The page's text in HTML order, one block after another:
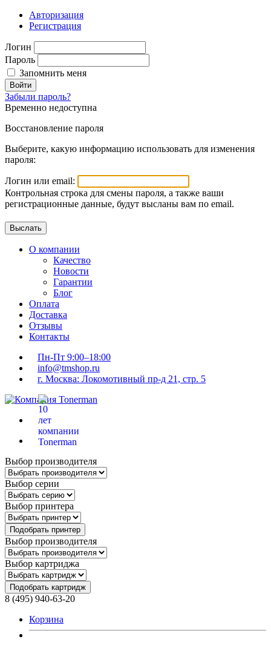
Авторизация
Регистрация
Логин
Пароль
Запомнить меня
Войти
Забыли пароль?
Временно недоступна
Восстановление пароля
Выберите, какую информацию использовать для изменения
пароля:
Логин или email:
Контрольная строка для смены пароля, а также ваши
регистрационные данные, будут высланы вам по email.
О компании
Качество
Новости
Гарантии
Блог
Оплата
Доставка
Отзывы
Контакты
Пн-Пт 9:00–18:00
info@tmshop.ru
г. Москва: Локомотивный пр-д 21, стр. 5
Выбор производителя
Выбор серии
Выбор принтера
Подобрать принтер
Выбор производителя
Выбор картриджа
Подобрать картридж
8 (495) 940-63-20
Корзина